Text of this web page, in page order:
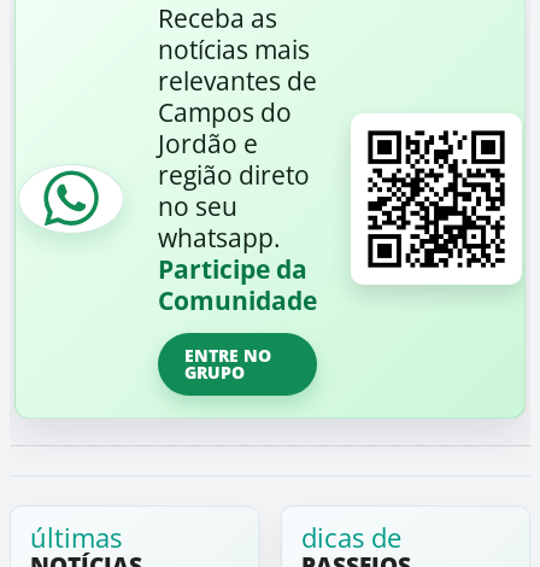
Receba as
notícias mais
relevantes de
Campos do
Jordão e
região direto
no seu
whatsapp.
Participe da
Comunidade
ENTRE NO
GRUPO
últimas dicas de